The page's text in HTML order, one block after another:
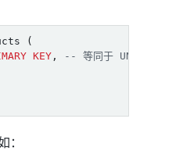
(
KEY ,
：